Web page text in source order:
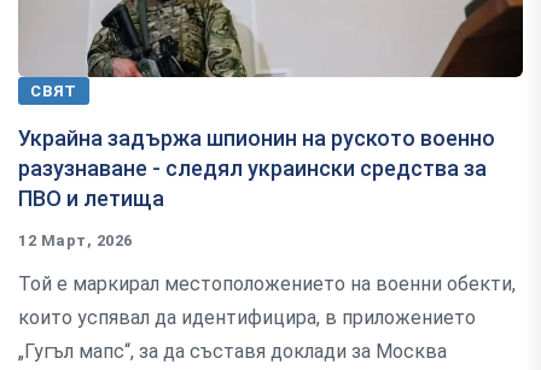
СВЯТ
Украйна задържа шпионин на руското военно
разузнаване - следял украински средства за
ПВО и летища
12 Март, 2026
Той е маркирал местоположението на военни обекти,
които успявал да идентифицира, в приложението
„Гугъл мапс“, за да съставя доклади за Москва